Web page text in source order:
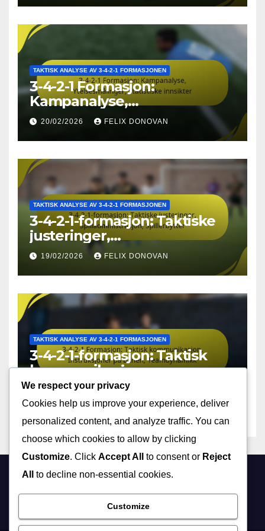
TAKTISK ANALYSE AV 3-4-2-1 FORMASJONEN
3-4-2-1 Formasjon:
Kampanalyse,
Ytelsesmålinger, Statistiske
innsikter
20/02/2026 FELIX DONOVAN
TAKTISK ANALYSE AV 3-4-2-1 FORMASJONEN
3-4-2-1-formasjon: Taktiske
justeringer,
Spilladministrasjon,
Spillerbytter
19/02/2026 FELIX DONOVAN
TAKTISK ANALYSE AV 3-4-2-1 FORMASJONEN
3-4-2-1-formasjon: Taktisk
kommunikasjon,
Instruksjoner på banen,
Teamdynamikk
19/02/2026 FELIX DONOVAN
nordschleife.no
We respect your privacy
Cookies help us improve your experience, deliver
personalized content, and analyze traffic. You can
choose which cookies to allow by clicking
Customize. Click Accept All to consent or Reject
All
to decline non-essential cookies.
Customize